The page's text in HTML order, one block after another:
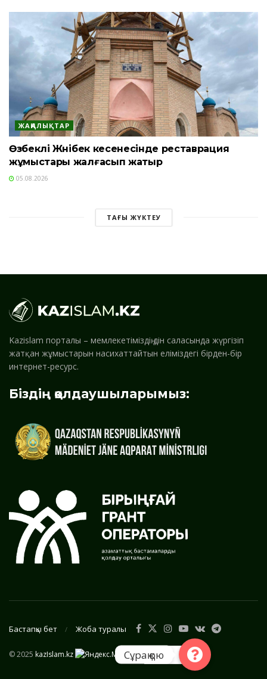
ЖАҢАЛЫҚТАР
Өзбекәлі Жәнібек кесенесінде реставрация
жұмыстары жалғасып жатыр
05.08.2026
ТАҒЫ ЖҮКТЕУ
Kazislam порталы – мемлекетіміздің дін саласында жүргізіп
жатқан жұмыстарын насихаттайтын еліміздегі бірден-бір
интернет-ресурс.
Біздің қолдаушыларымыз:
Бастапқы бет Жоба туралы
© 2025 kazIslam.kz Сұрақ қою